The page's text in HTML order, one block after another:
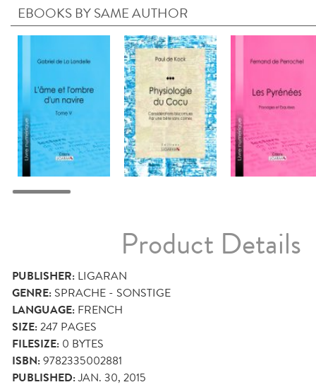
EBOOKS BY SAME AUTHOR
Product Details
PUBLISHER: LIGARAN
GENRE: SPRACHE - SONSTIGE
LANGUAGE: FRENCH
SIZE:247 PAGES
FILESIZE: 0 BYTES
ISBN:9782335002881
PUBLISHED:JAN. 30, 2015